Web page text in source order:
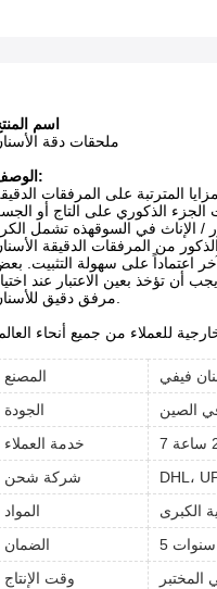
اسم
ملحقات دقة
الوصف:
المترتبة على المرفقات
الذكوري على التاج أو
/ الإناث في السوقهذه تشمل
من المرفقات الدقيقة
اعتماداً على سهولة التثبيت.
أن تؤخذ بعين الاعتبار عند
المصنع
فيفي
الجودة
الصين
خدمة العملاء
شركة شحن
المواد
الكبرى
الضمان
5 سنوات
وقت الإنتاج
المختبر